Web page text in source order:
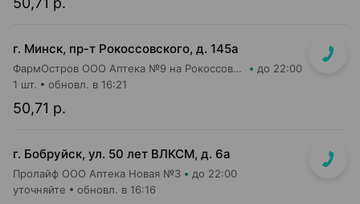
г. Минск, пр-т Рокоссовского, д. 145а
ФармОстров ООО Аптека №9 на Рокоссовского до 22:00
50,71 р.
1 шт. обновл. в 16:21
г. Бобруйск, ул. 50 лет ВЛКСМ, д. 6а
Пролайф ООО Аптека Новая №3 до 22:00
уточняйте обновл. в 16:16